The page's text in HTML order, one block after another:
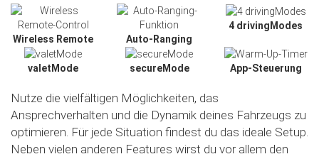
Wireless Remote Auto-Ranging
4 drivingModes
valetMode secureMode App-Steuerung
Nutze die vielfältigen Möglichkeiten, das
Ansprechverhalten und die Dynamik deines Fahrzeugs zu
optimieren. Für jede Situation findest du das ideale Setup.
Neben vielen anderen Features wirst du vor allem den